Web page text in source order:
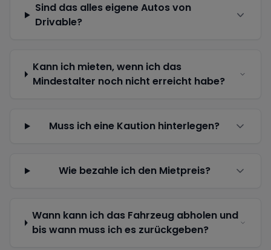
Sind das alles eigene Autos von
Drivable?
Kann ich mieten, wenn ich das
Mindestalter noch nicht erreicht habe?
Muss ich eine Kaution hinterlegen?
Wie bezahle ich den Mietpreis?
Wann kann ich das Fahrzeug abholen und
bis wann muss ich es zurückgeben?